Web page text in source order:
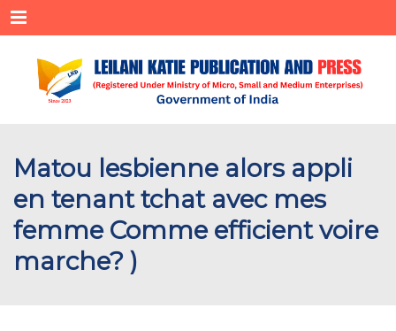
Menu
Matou lesbienne alors appli
en tenant tchat avec mes
femme Comme efficient voire
marche? )